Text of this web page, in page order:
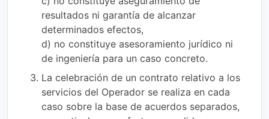
resultados ni garantía de alcanzar
determinados efectos,
d) no constituye asesoramiento jurídico ni
de ingeniería para un caso concreto.
La celebración de un contrato relativo a los
servicios del Operador se realiza en cada
caso sobre la base de acuerdos separados,